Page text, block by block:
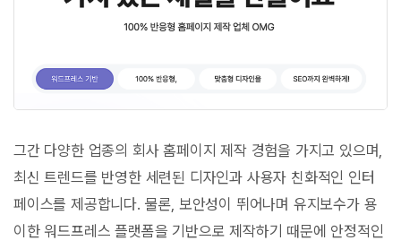
그간 다양한 업종의 회사 홈페이지 제작 경험을 가지고 있으며,
최신 트렌드를 반영한 세련된 디자인과 사용자 친화적인 인터
페이스를 제공합니다. 물론, 보안성이 뛰어나며 유지보수가 용
이한 워드프레스 플랫폼을 기반으로 제작하기 때문에 안정적인